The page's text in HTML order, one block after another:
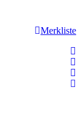
Merkliste